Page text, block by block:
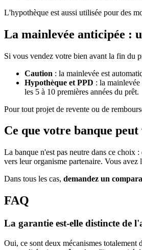
L'hypothèque est aussi utilisée pour des
La mainlevée anticipée :
Si vous vendez votre bien avant la fin du
Caution : la mainlevée est
Hypothèque et PPD : la mainlevée
les 5 à 10 premières années du prêt.
Pour tout projet de revente ou de
Ce que votre banque
La banque n'est pas neutre dans ce choix
vers leur organisme partenaire. Vous
Dans tous les cas, demandez un
FAQ
La garantie est-elle distincte de
Oui, ce sont deux mécanismes totalement